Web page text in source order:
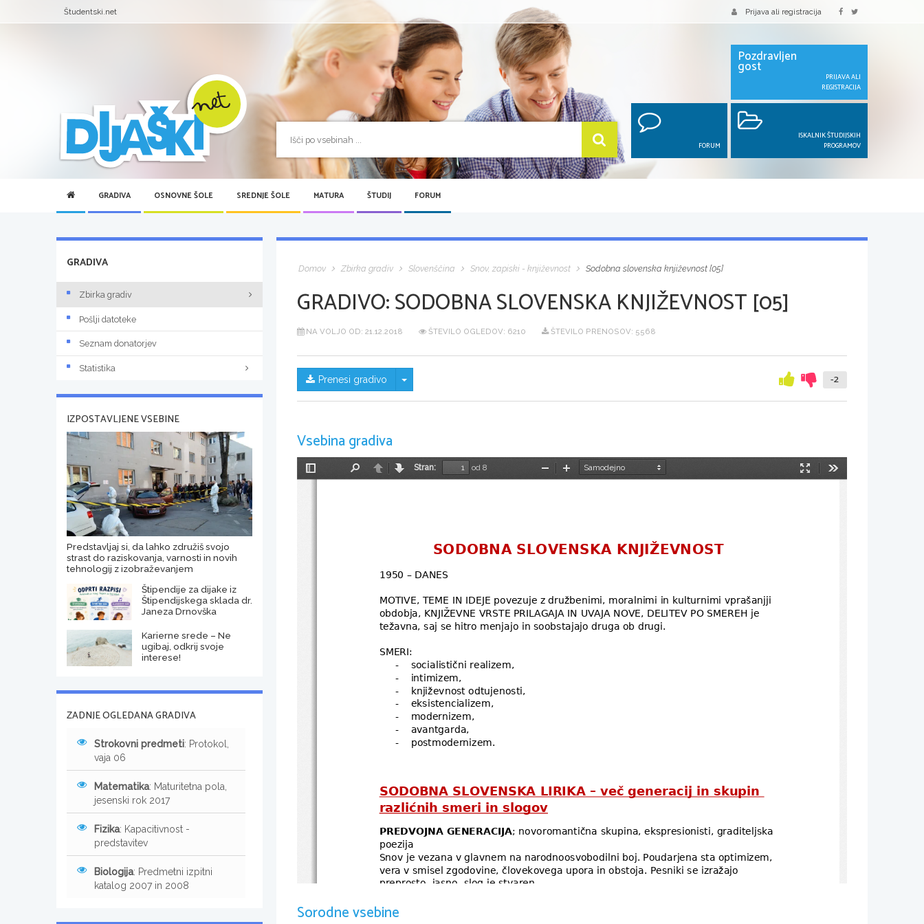
Študentski.net Prijava ali registracija
Pozdravljen
gost
PRIJAVA ALI
REGISTRACIJA
FORUM
ISKALNIK ŠTUDIJSKIH
PROGRAMOV
GRADIVA OSNOVNE ŠOLE SREDNJE ŠOLE MATURA ŠTUDIJ FORUM
Domov Zbirka gradiv Slovenščina Snov, zapiski - književnost Sodobna slovenska književnost [05]
GRADIVO:SODOBNA SLOVENSKA KNJIŽEVNOST [05]
NA VOLJO OD: 21.12.2018 ŠTEVILO OGLEDOV: 6210 ŠTEVILO PRENOSOV: 5568
Prenesi gradivo Skrij/prikaži meni -2
Vsebina gradiva
Preklopi
NazajNaprej
Stran:
od 8
Način
PomanjšajPovečaj
SODOBNA SLOVENSKA KNJIŽEVNOST
1950 – DANES
MOTIVE, TEME IN IDEJE povezuje z družbenimi, moralnimi in kulturnimi vprašanjji
obdobja, KNJIŽEVNE VRSTE PRILAGAJA IN UVAJA NOVE, DELITEV PO SMEREH je
težavna, saj se hitro menjajo in soobstajajo druga ob drugi.
SMERI:
-
socialistični realizem,
-
intimizem,
-
književnost odtujenosti,
-
eksistencializem,
-
modernizem,
-
avantgarda,
-
postmodernizem.
SODOBNA SLOVENSKA LIRIKA – več generacij in skupin
razlićnih smeri in slogov
PREDVOJNA GENERACIJA; novoromantična skupina, ekspresionisti, graditeljska
poezija
Snov je vezana v glavnem na narodnoosvobodilni boj. Poudarjena sta optimizem,
vera v smisel zgodovine, človekovega upora in obstoja. Pesniki se izražajo
preprosto, jasno, slog je stvaren.
PRVA POVOJNA;
PRVA SKUPINA (1948-58)
Sorodne vsebine
GRADIVA
Zbirka gradiv
Pošlji datoteke
Seznam donatorjev
Statistika
IZPOSTAVLJENE VSEBINE
Predstavljaj si, da lahko združiš svojo
strast do raziskovanja, varnosti in novih
tehnologij z izobraževanjem
Štipendije za dijake iz
Štipendijskega sklada dr.
Janeza Drnovška
Karierne srede – Ne
ugibaj, odkrij svoje
interese!
ZADNJE OGLEDANA GRADIVA
Strokovni predmeti: Protokol,
vaja 06
Matematika: Maturitetna pola,
jesenski rok 2017
Fizika: Kapacitivnost -
predstavitev
Biologija: Predmetni izpitni
katalog 2007 in 2008